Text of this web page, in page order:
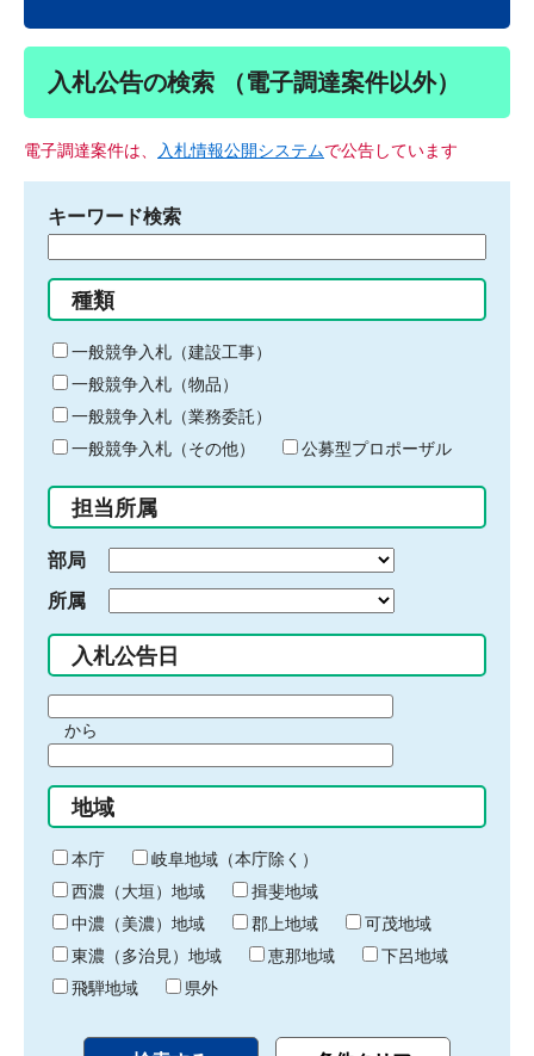
入札公告の検索 （電子調達案件以外）
電子調達案件は、 入札情報公開システムで公告しています
キーワード検索
る
キ
ー
ワ
ー
ド
入
力
種類
一般競争入札（建設工事）
一般競争入札（物品）
一般競争入札（業務委託）
一般競争入札（その他）
公募型プロポーザル
担当所属
部局
所属
入札公告日
間
始
り
から
間
終
わ
り
地域
本庁
岐阜地域（本庁除く）
西濃（大垣）地域
揖斐地域
中濃（美濃）地域
郡上地域
可茂地域
東濃（多治見）地域
恵那地域
下呂地域
飛騨地域
県外